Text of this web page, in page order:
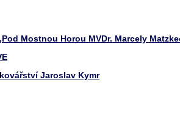
Mostnou Horou MVDr. Marcely
Jaroslav Kymr